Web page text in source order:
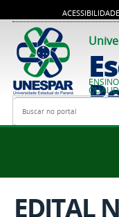
ACESSIBILIDADE
Busca
EDITAL